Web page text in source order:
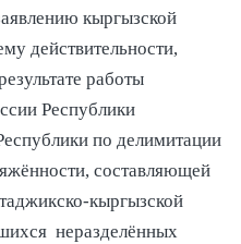
кыргызской
действительности,
работы
Республики
по делимитации
составляющей
кыргызской
неразделённых